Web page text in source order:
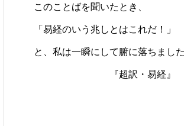
このことばを聞いたとき、
「易経のいう兆しとはこれだ！」
と、私は一瞬にして腑に落ちました
『超訳・易経』 第